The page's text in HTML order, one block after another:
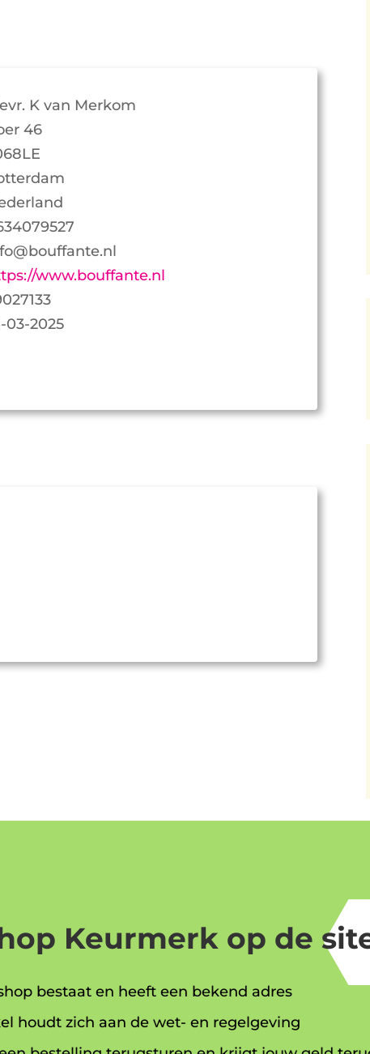
K van Merkom
46
www.bouffante.nl
03-2025
Keurmerk op de
bestaat en heeft een bekend adres
houdt zich aan de wet- en regelgeving